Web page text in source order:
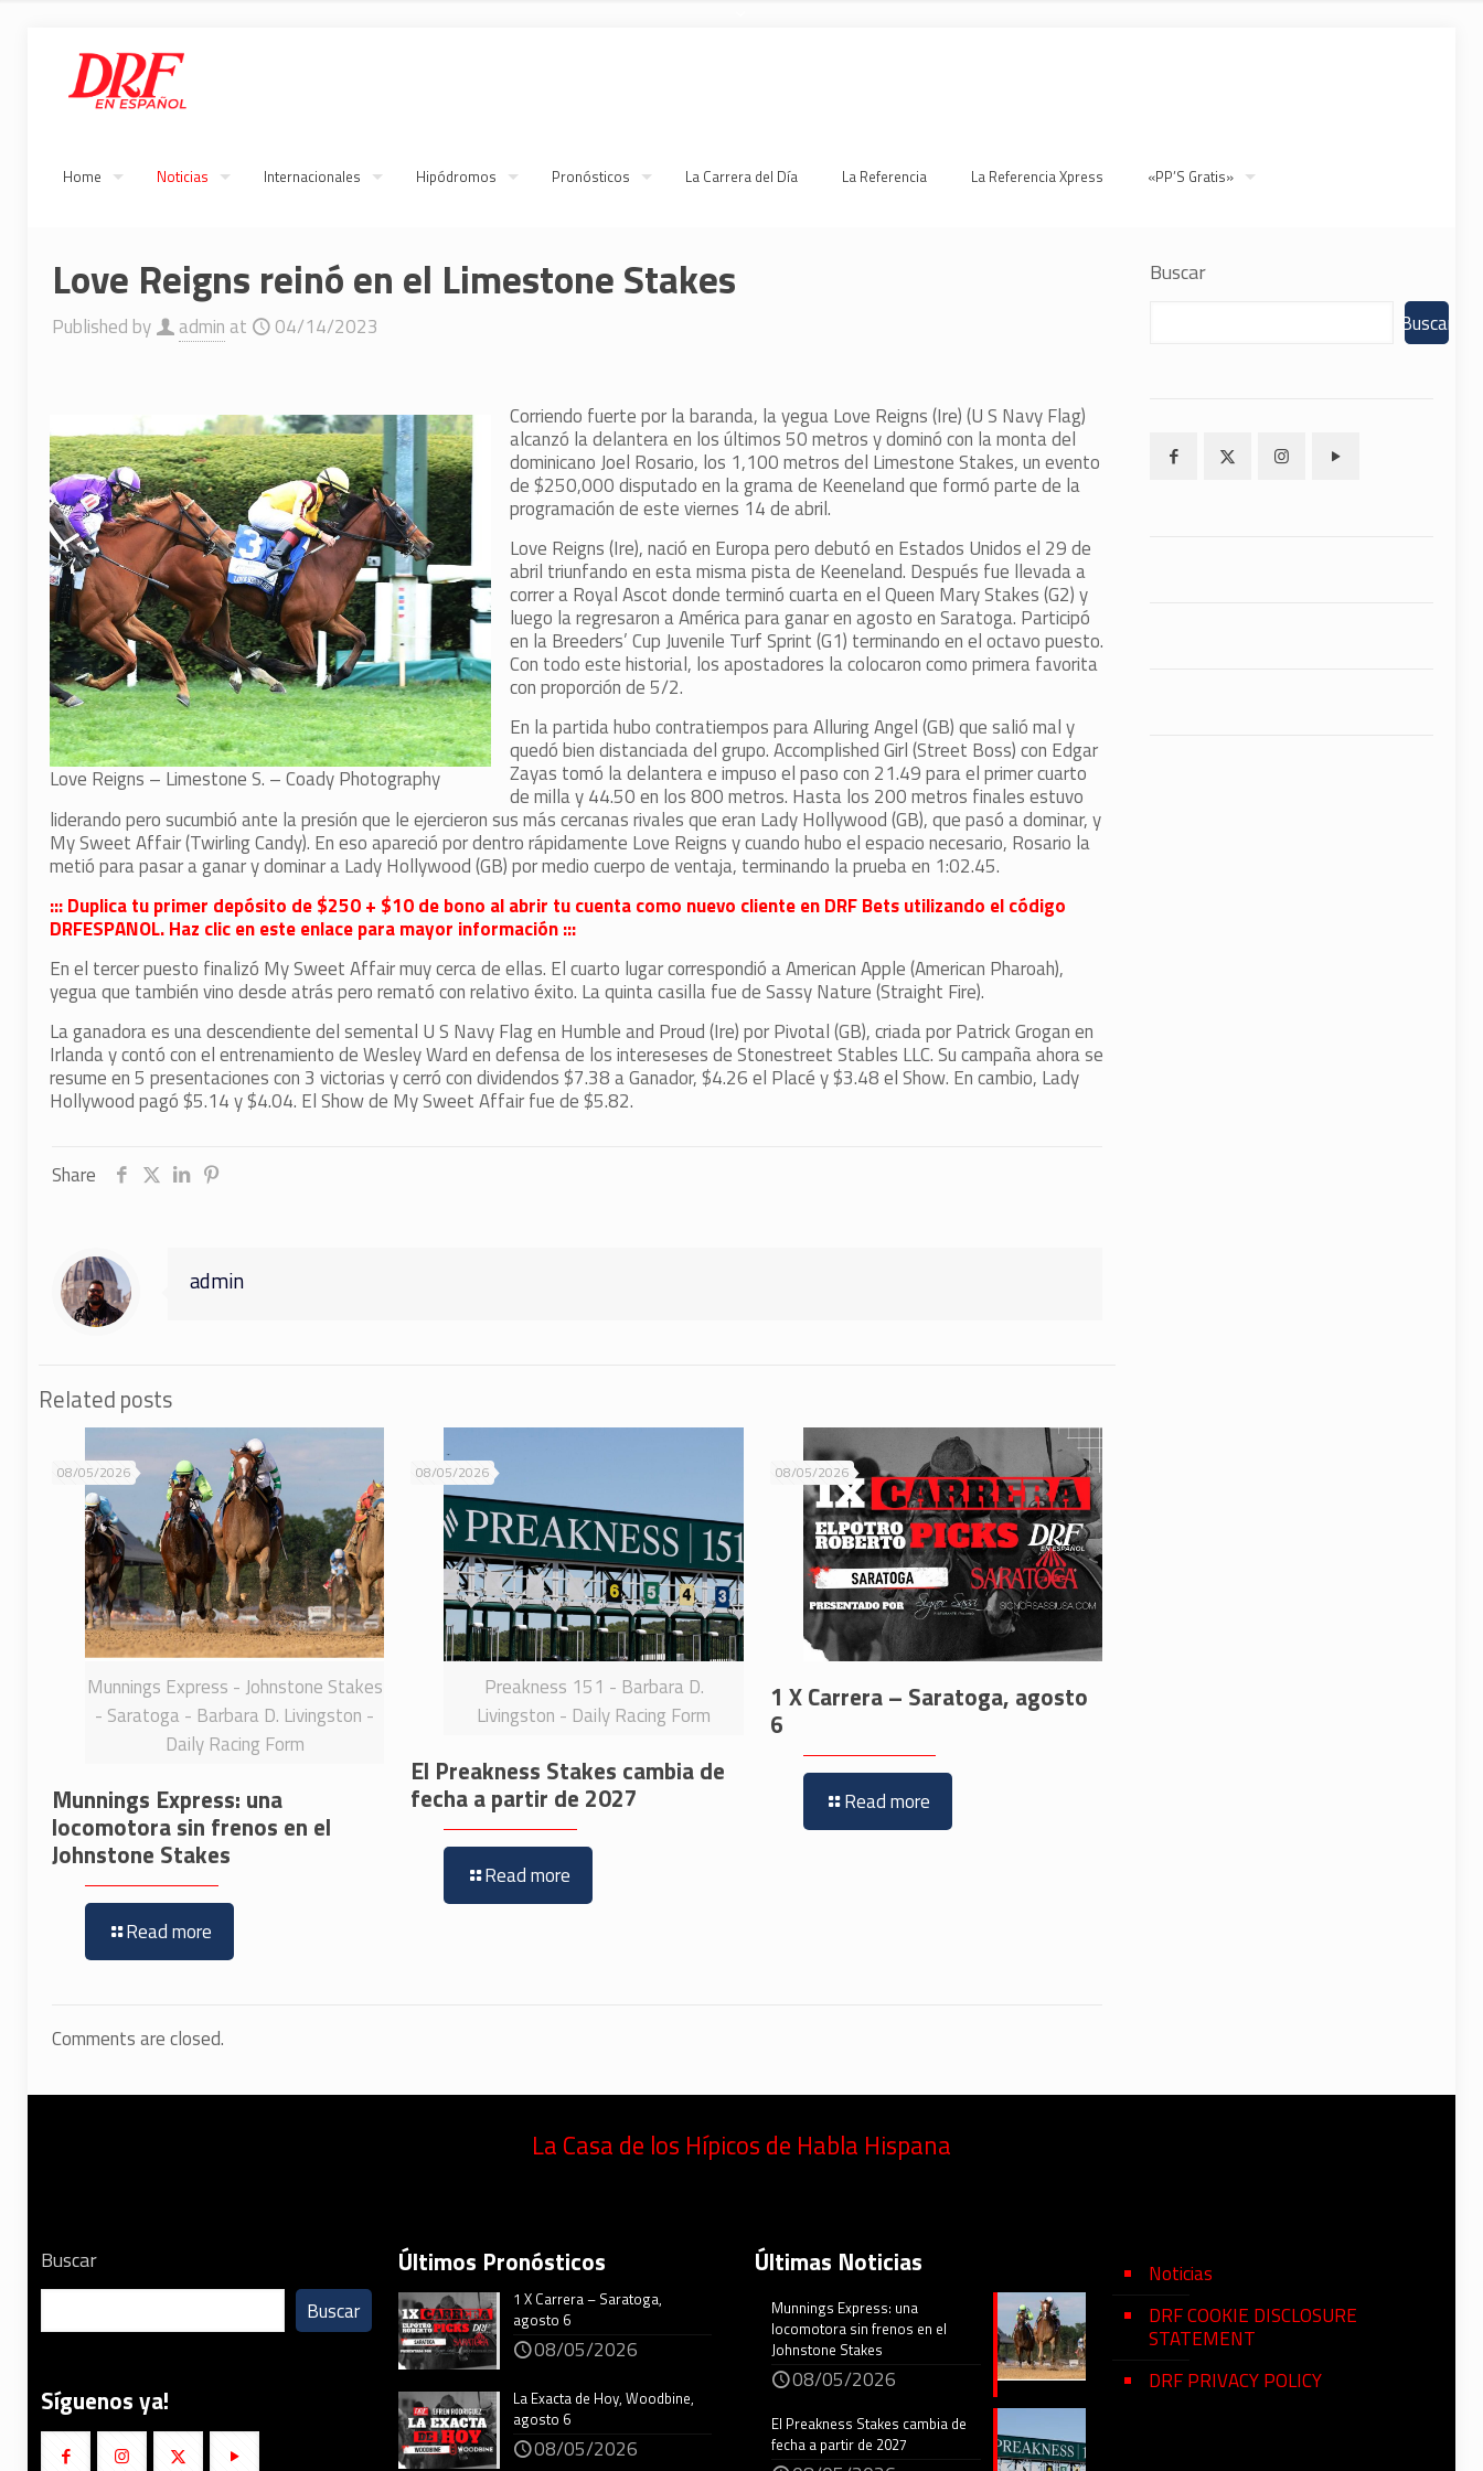
Home Noticias Internacionales Hipódromos Pronósticos La Carrera del Día La Referencia La Referencia Xpress «PP’S Gratis»
Love Reigns reinó en el Limestone Stakes
Published by admin at 04/14/2023
Love Reigns – Limestone S. – Coady Photography
Corriendo fuerte por la baranda, la yegua Love Reigns (Ire) (U S Navy Flag)
alcanzó la delantera en los últimos 50 metros y dominó con la monta del
dominicano Joel Rosario, los 1,100 metros del Limestone Stakes, un evento
de $250,000 disputado en la grama de Keeneland que formó parte de la
programación de este viernes 14 de abril.
Love Reigns (Ire), nació en Europa pero debutó en Estados Unidos el 29 de
abril triunfando en esta misma pista de Keeneland. Después fue llevada a
correr a Royal Ascot donde terminó cuarta en el Queen Mary Stakes (G2) y
luego la regresaron a América para ganar en agosto en Saratoga. Participó
en la Breeders’ Cup Juvenile Turf Sprint (G1) terminando en el octavo puesto.
Con todo este historial, los apostadores la colocaron como primera favorita
con proporción de 5/2.
En la partida hubo contratiempos para Alluring Angel (GB) que salió mal y
quedó bien distanciada del grupo. Accomplished Girl (Street Boss) con Edgar
Zayas tomó la delantera e impuso el paso con 21.49 para el primer cuarto
de milla y 44.50 en los 800 metros. Hasta los 200 metros finales estuvo
liderando pero sucumbió ante la presión que le ejercieron sus más cercanas rivales que eran Lady Hollywood (GB), que pasó a dominar, y
My Sweet Affair (Twirling Candy). En eso apareció por dentro rápidamente Love Reigns y cuando hubo el espacio necesario, Rosario la
metió para pasar a ganar y dominar a Lady Hollywood (GB) por medio cuerpo de ventaja, terminando la prueba en 1:02.45.
::: Duplica tu primer depósito de $250 + $10 de bono al abrir tu cuenta como nuevo cliente en DRF Bets utilizando el código
DRFESPANOL. Haz clic en este enlace para mayor información :::
En el tercer puesto finalizó My Sweet Affair muy cerca de ellas. El cuarto lugar correspondió a American Apple (American Pharoah),
yegua que también vino desde atrás pero remató con relativo éxito. La quinta casilla fue de Sassy Nature (Straight Fire).
La ganadora es una descendiente del semental U S Navy Flag en Humble and Proud (Ire) por Pivotal (GB), criada por Patrick Grogan en
Irlanda y contó con el entrenamiento de Wesley Ward en defensa de los intereseses de Stonestreet Stables LLC. Su campaña ahora se
resume en 5 presentaciones con 3 victorias y cerró con dividendos $7.38 a Ganador, $4.26 el Placé y $3.48 el Show. En cambio, Lady
Hollywood pagó $5.14 y $4.04. El Show de My Sweet Affair fue de $5.82.
Share
admin
Related posts
Munnings Express - Johnstone Stakes
- Saratoga - Barbara D. Livingston -
Daily Racing Form
08/05/2026
Munnings Express: una
locomotora sin frenos en el
Johnstone Stakes
Read more
Preakness 151 - Barbara D.
Livingston - Daily Racing Form
08/05/2026
El Preakness Stakes cambia de
fecha a partir de 2027
Read more
08/05/2026
1 X Carrera – Saratoga, agosto
6
Read more
Comments are closed.
Buscar
Buscar
La Casa de los Hípicos de Habla Hispana
Buscar
Buscar
Síguenos ya!
Últimos Pronósticos
1 X Carrera – Saratoga,
agosto 6
08/05/2026
La Exacta de Hoy, Woodbine,
agosto 6
08/05/2026
Últimas Noticias
Munnings Express: una
locomotora sin frenos en el
Johnstone Stakes
08/05/2026
El Preakness Stakes cambia de
fecha a partir de 2027
Noticias
DRF COOKIE DISCLOSURE
STATEMENT
DRF PRIVACY POLICY